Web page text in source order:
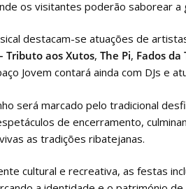
os visitantes poderão saborear a
destacam-se atuações de
Tributo aos Xutos, The Pi, Fados da
Jovem contará ainda com DJs e
será marcado pelo tradicional
de encerramento,
as tradições ribatejanas.
cultural e recreativa, as festas